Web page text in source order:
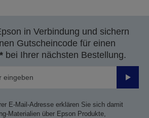
in Verbindung und sichern
Gutscheincode für einen
bei Ihrer nächsten Bestellung.
E-Mail-Adresse erklären Sie sich damit
Materialien über Epson Produkte,